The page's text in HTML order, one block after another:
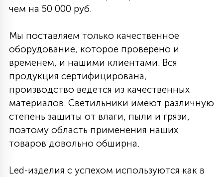
чем на 50 000 руб.
Мы поставляем только качественное
оборудование, которое проверено и
временем, и нашими клиентами. Вся
продукция сертифицирована,
производство ведется из качественных
материалов. Светильники имеют различную
степень защиты от влаги, пыли и грязи,
поэтому область применения наших
товаров довольно обширна.
Led-изделия с успехом используются как в